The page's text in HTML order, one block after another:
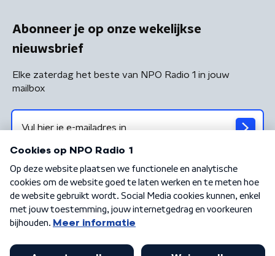
Abonneer je op onze wekelijkse
nieuwsbrief
Elke zaterdag het beste van NPO Radio 1 in jouw
mailbox
Algemene voorwaarden